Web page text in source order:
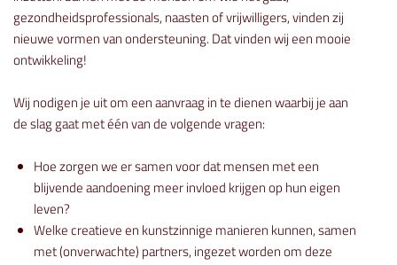
gezondheidsprofessionals, naasten of vrijwilligers, vinden zij
nieuwe vormen van ondersteuning. Dat vinden wij een mooie
ontwikkeling!
Wij nodigen je uit om een aanvraag in te dienen waarbij je aan
de slag gaat met één van de volgende vragen:
Hoe zorgen we er samen voor dat mensen met een
blijvende aandoening meer invloed krijgen op hun eigen
leven?
Welke creatieve en kunstzinnige manieren kunnen, samen
met (onverwachte) partners, ingezet worden om deze